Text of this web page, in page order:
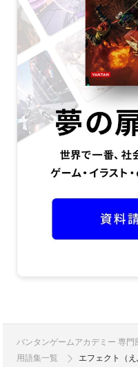
バンタンゲームアカデミー 専
用語集一覧
エフェクト（え